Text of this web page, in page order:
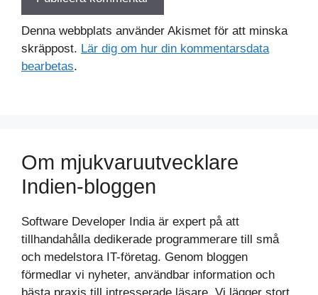
Denna webbplats använder Akismet för att minska
skräppost. Lär dig om hur din kommentarsdata
bearbetas.
Om mjukvaruutvecklare
Indien-bloggen
Software Developer India är expert på att
tillhandahålla dedikerade programmerare till små
och medelstora IT-företag. Genom bloggen
förmedlar vi nyheter, användbar information och
bästa praxis till intresserade läsare. Vi lägger stort